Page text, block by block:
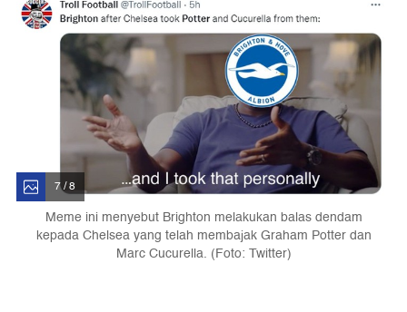
7 / 8
Meme ini menyebut Brighton melakukan balas dendam
kepada Chelsea yang telah membajak Graham Potter dan
Marc Cucurella. (Foto: Twitter)